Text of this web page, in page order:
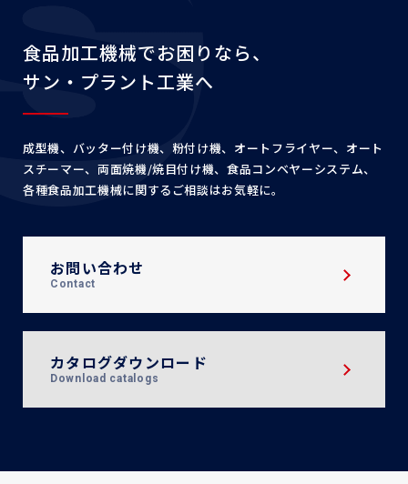
食品加工機械でお困りなら、
サン・プラント工業へ
成型機、バッター付け機、粉付け機、オートフライヤー、 オート
スチーマー、両面焼機/焼目付け機、食品コンベヤーシステム、
各種食品加工機械に関するご相談はお気軽に。
お問い合わせ
Contact
カタログダウンロード
Download catalogs